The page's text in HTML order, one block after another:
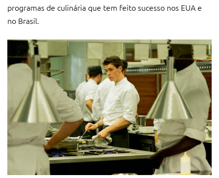
programas de culinária que tem feito sucesso nos EUA e
no Brasil.